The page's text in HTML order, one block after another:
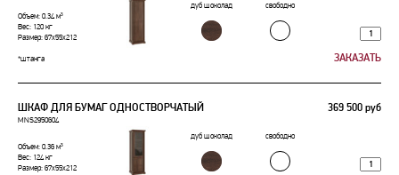
дуб шоколад
свободно
Объем: 0.34 м³
Вес: 120 кг
Размер: 67x55x212
*штанга
ШКАФ ДЛЯ БУМАГ ОДНОСТВОРЧАТЫЙ 369 500 руб
MNS2950604
дуб шоколад
свободно
Объем: 0.36 м³
Вес: 124 кг
Размер: 67x55x212